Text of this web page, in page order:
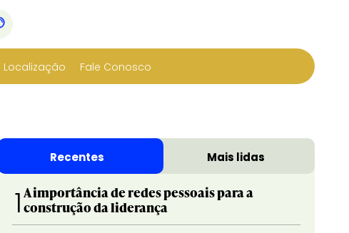
Localização Fale Conosco
Recentes Mais lidas
1 A importância de redes pessoais para a
construção da liderança